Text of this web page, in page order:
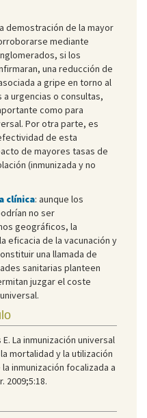
demostración de la mayor
mediante
si los
una reducción de
a gripe en torno al
urgencias o consultas,
como para
Por otra parte, es
de esta
de mayores tasas de
(inmunizada y no
clínica: aunque los
no ser
geográficos, la
eficacia de la vacunación y
una llamada de
sanitarias planteen
juzgar el coste
La inmunización universal
mortalidad y la utilización
inmunización focalizada a
2009;5:18.